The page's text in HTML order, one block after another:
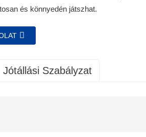
és könnyedén játszhat.
Jótállási Szabályzat
hibákra vonatkozóan egy évig garanciát